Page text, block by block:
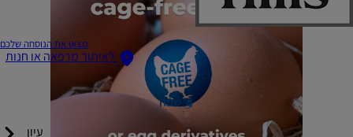
מצאו את הנוסחה שלכם
לאיתור מרפאה או חנות
שפה
עיון